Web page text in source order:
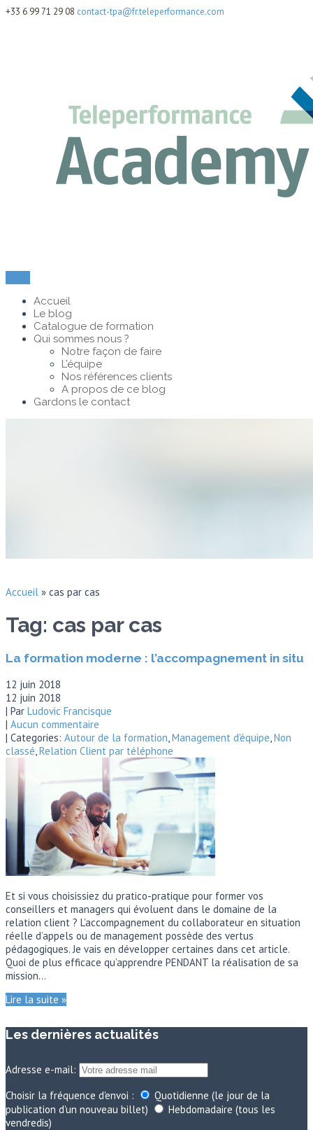
+33 6 99 71 29 08 contact-tpa@fr.teleperformance.com
Accueil
Le blog
Catalogue de formation
Qui sommes nous ?
Notre façon de faire
L’équipe
Nos références clients
A propos de ce blog
Gardons le contact
Accueil » cas par cas
Tag: cas par cas
La formation moderne : l’accompagnement in situ
12 juin 2018
12 juin 2018
| Par Ludovic Francisque
| Aucun commentaire
| Categories: Autour de la formation Management d'équipe Non
classé Relation Client par téléphone
Et si vous choisissiez du pratico-pratique pour former vos
conseillers et managers qui évoluent dans le domaine de la
relation client ? L’accompagnement du collaborateur en situation
réelle d’appels ou de management possède des vertus
pédagogiques. Je vais en développer certaines dans cet article.
Quoi de plus efficace qu’apprendre PENDANT la réalisation de sa
mission…
Lire la suite »
Les dernières actualités
Adresse e-mail:
Choisir la fréquence d'envoi :
Quotidienne (le jour de la
publication d'un nouveau billet)
Hebdomadaire (tous les
vendredis)